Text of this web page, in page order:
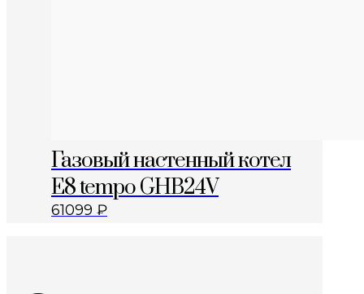
Газовый настенный котел
E8 tempo GHB24V
61099 ₽